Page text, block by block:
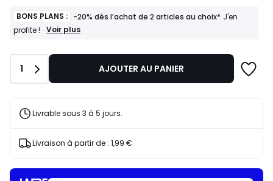
BONS PLANS : -20% dès l’achat de 2 articles au choix* J'en
profite !
BONS
-20%
l’achat
articles
J'en
Voir plus
Quantité
1 AJOUTER AU PANIER
Livrable sous 3 à 5 jours.
Livraison à partir de : 1,99 €